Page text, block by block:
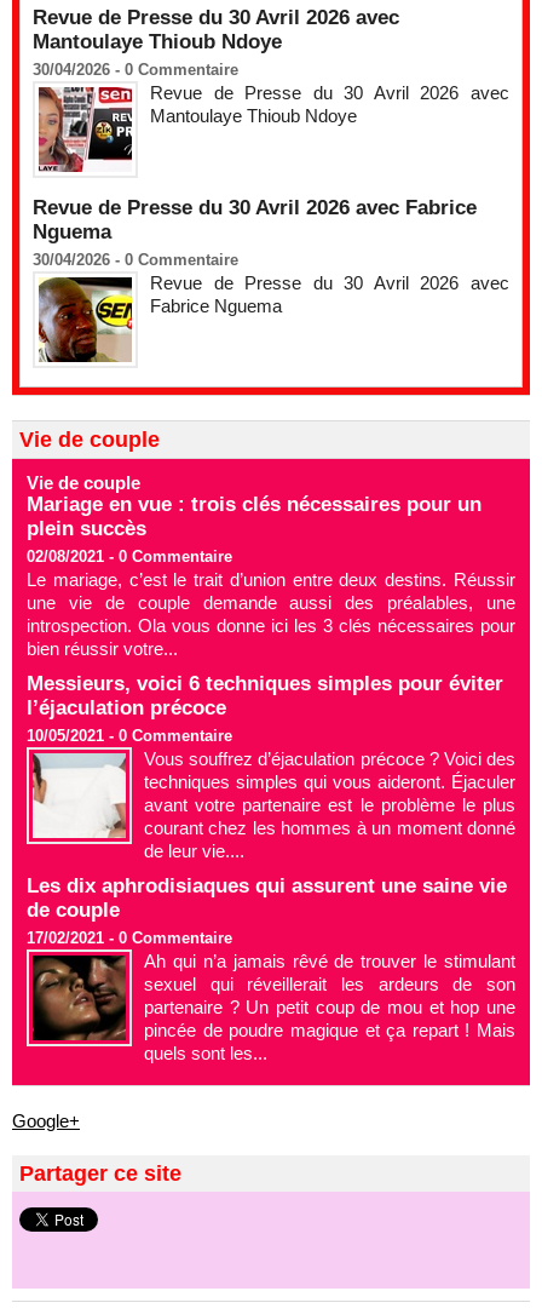
Revue de Presse du 30 Avril 2026 avec
Mantoulaye Thioub Ndoye
30/04/2026 - 0 Commentaire
Revue de Presse du 30 Avril 2026 avec
Mantoulaye Thioub Ndoye
Revue de Presse du 30 Avril 2026 avec Fabrice
Nguema
30/04/2026 - 0 Commentaire
Revue de Presse du 30 Avril 2026 avec
Fabrice Nguema
Vie de couple
Vie de couple
Mariage en vue : trois clés nécessaires pour un
plein succès
02/08/2021 - 0 Commentaire
Le mariage, c’est le trait d’union entre deux destins. Réussir
une vie de couple demande aussi des préalables, une
introspection. Ola vous donne ici les 3 clés nécessaires pour
bien réussir votre...
Messieurs, voici 6 techniques simples pour éviter
l’éjaculation précoce
10/05/2021 - 0 Commentaire
Vous souffrez d’éjaculation précoce ? Voici des
techniques simples qui vous aideront. Éjaculer
avant votre partenaire est le problème le plus
courant chez les hommes à un moment donné
de leur vie....
Les dix aphrodisiaques qui assurent une saine vie
de couple
17/02/2021 - 0 Commentaire
Ah qui n’a jamais rêvé de trouver le stimulant
sexuel qui réveillerait les ardeurs de son
partenaire ? Un petit coup de mou et hop une
pincée de poudre magique et ça repart ! Mais
quels sont les...
Google+
Partager ce site